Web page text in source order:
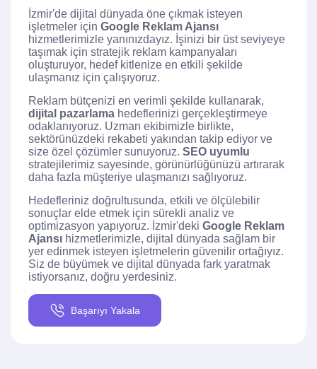
İzmir'de dijital dünyada öne çıkmak isteyen
işletmeler için Google Reklam Ajansı
hizmetlerimizle yanınızdayız. İşinizi bir üst seviyeye
taşımak için stratejik reklam kampanyaları
oluşturuyor, hedef kitlenize en etkili şekilde
ulaşmanız için çalışıyoruz.
Reklam bütçenizi en verimli şekilde kullanarak,
dijital pazarlama hedeflerinizi gerçekleştirmeye
odaklanıyoruz. Uzman ekibimizle birlikte,
sektörünüzdeki rekabeti yakından takip ediyor ve
size özel çözümler sunuyoruz. SEO uyumlu
stratejilerimiz sayesinde, görünürlüğünüzü artırarak
daha fazla müşteriye ulaşmanızı sağlıyoruz.
Hedefleriniz doğrultusunda, etkili ve ölçülebilir
sonuçlar elde etmek için sürekli analiz ve
optimizasyon yapıyoruz. İzmir'deki Google Reklam
Ajansı hizmetlerimizle, dijital dünyada sağlam bir
yer edinmek isteyen işletmelerin güvenilir ortağıyız.
Siz de büyümek ve dijital dünyada fark yaratmak
istiyorsanız, doğru yerdesiniz.
Başarıyı Yakala